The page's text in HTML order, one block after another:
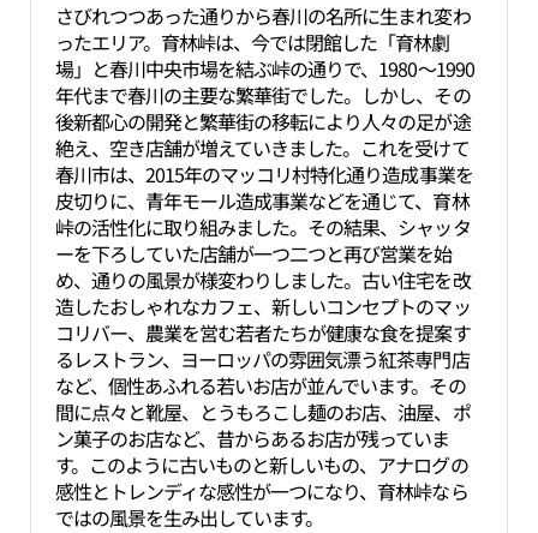
さびれつつあった通りから春川の名所に生まれ変わ
ったエリア。育林峠は、今では閉館した「育林劇
場」と春川中央市場を結ぶ峠の通りで、1980～1990
年代まで春川の主要な繁華街でした。しかし、その
後新都心の開発と繁華街の移転により人々の足が途
絶え、空き店舗が増えていきました。これを受けて
春川市は、2015年のマッコリ村特化通り造成事業を
皮切りに、青年モール造成事業などを通じて、育林
峠の活性化に取り組みました。その結果、シャッタ
ーを下ろしていた店舗が一つ二つと再び営業を始
め、通りの風景が様変わりしました。古い住宅を改
造したおしゃれなカフェ、新しいコンセプトのマッ
コリバー、農業を営む若者たちが健康な食を提案す
るレストラン、ヨーロッパの雰囲気漂う紅茶専門店
など、個性あふれる若いお店が並んでいます。その
間に点々と靴屋、とうもろこし麺のお店、油屋、ポ
ン菓子のお店など、昔からあるお店が残っていま
す。このように古いものと新しいもの、アナログの
感性とトレンディな感性が一つになり、育林峠なら
ではの風景を生み出しています。